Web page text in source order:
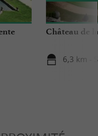
Château de
6,3 km -